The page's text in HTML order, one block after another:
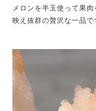
メロンを半玉使って果
映え抜群の贅沢な一品で